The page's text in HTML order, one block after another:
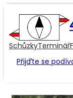
SchůzkyTerminář
Přijďte se